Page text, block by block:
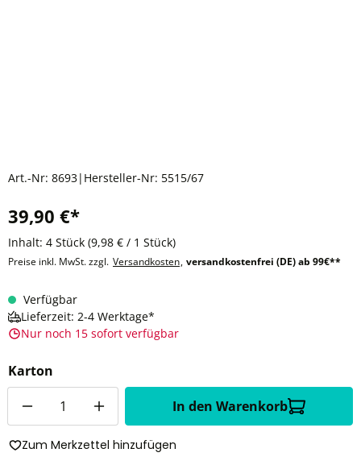
Art.-Nr: 8693| Hersteller-Nr: 5515/67
39,90 €*
Inhalt: 4 Stück (9,98 € / 1 Stück)
Preise inkl. MwSt. zzgl. Versandkosten, versandkostenfrei (DE) ab 99€**
Verfügbar
Lieferzeit: 2-4 Werktage*
Nur noch 15 sofort verfügbar
Karton
In den Warenkorb
Zum Merkzettel hinzufügen